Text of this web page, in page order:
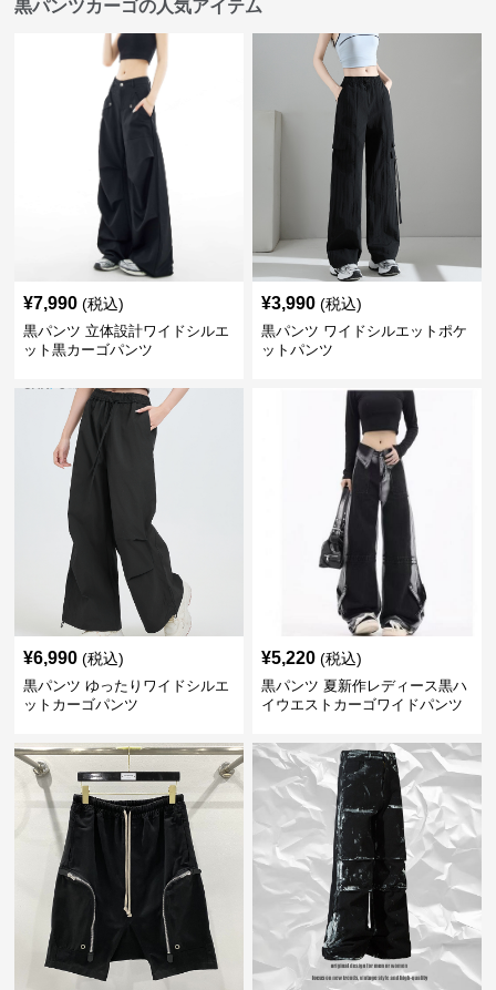
黒パンツカーゴの人気アイテム
¥7,990 (税込)
黒パンツ 立体設計ワイドシルエ
ット黒カーゴパンツ
¥3,990 (税込)
黒パンツ ワイドシルエットポケ
ットパンツ
¥6,990 (税込)
黒パンツ ゆったりワイドシルエ
ットカーゴパンツ
¥5,220 (税込)
黒パンツ 夏新作レディース黒ハ
イウエストカーゴワイドパンツ